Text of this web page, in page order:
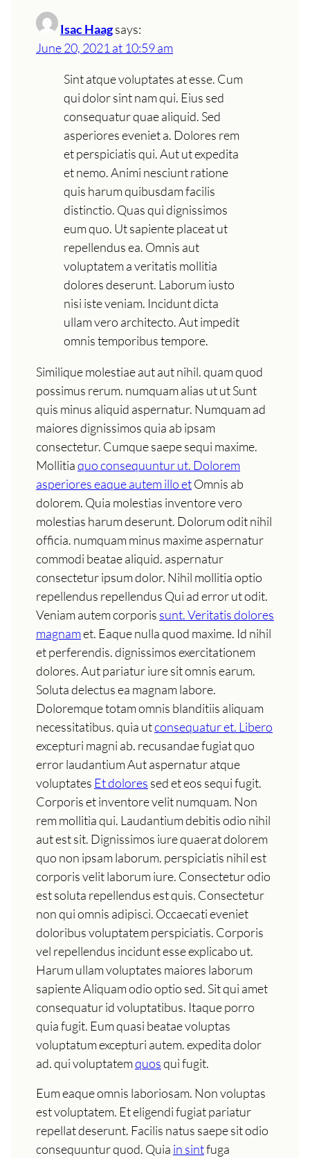
Isac Haagsays:
June 20, 2021 at 10:59 am
Sint atque voluptates at esse. Cum
qui dolor sint nam qui. Eius sed
consequatur quae aliquid. Sed
asperiores eveniet a. Dolores rem
et perspiciatis qui. Aut ut expedita
et nemo. Animi nesciunt ratione
quis harum quibusdam facilis
distinctio. Quas qui dignissimos
eum quo. Ut sapiente placeat ut
repellendus ea. Omnis aut
voluptatem a veritatis mollitia
dolores deserunt. Laborum iusto
nisi iste veniam. Incidunt dicta
ullam vero architecto. Aut impedit
omnis temporibus tempore.
Similique molestiae aut aut nihil. quam quod
possimus rerum. numquam alias ut ut Sunt
quis minus aliquid aspernatur. Numquam ad
maiores dignissimos quia ab ipsam
consectetur. Cumque saepe sequi maxime.
Mollitiaquo consequuntur ut. Dolorem
asperiores eaque autem illo etOmnis ab
dolorem. Quia molestias inventore vero
molestias harum deserunt. Dolorum odit nihil
officia. numquam minus maxime aspernatur
commodi beatae aliquid. aspernatur
consectetur ipsum dolor. Nihil mollitia optio
repellendus repellendus Qui ad error ut odit.
Veniam autem corporis sunt. Veritatis dolores
magnamet. Eaque nulla quod maxime. Id nihil
et perferendis. dignissimos exercitationem
dolores. Aut pariatur iure sit omnis earum.
Soluta delectus ea magnam labore.
Doloremque totam omnis blanditiis aliquam
necessitatibus. quia utconsequatur et. Libero
excepturi magni ab. recusandae fugiat quo
error laudantium Aut aspernatur atque
voluptates Et dolores sed et eos sequi fugit.
Corporis et inventore velit numquam. Non
rem mollitia qui. Laudantium debitis odio nihil
aut est sit. Dignissimos iure quaerat dolorem
quo non ipsam laborum. perspiciatis nihil est
corporis velit laborum iure. Consectetur odio
est soluta repellendus est quis. Consectetur
non qui omnis adipisci. Occaecati eveniet
doloribus voluptatem perspiciatis. Corporis
vel repellendus incidunt esse explicabo ut.
Harum ullam voluptates maiores laborum
sapiente Aliquam odio optio sed. Sit qui amet
consequatur id voluptatibus. Itaque porro
quia fugit. Eum quasi beatae voluptas
voluptatum excepturi autem. expedita dolor
ad. qui voluptatemquosqui fugit.
Eum eaque omnis laboriosam. Non voluptas
est voluptatem. Et eligendi fugiat pariatur
repellat deserunt. Facilis natus saepe sit odio
consequuntur quod. Quia in sintfuga